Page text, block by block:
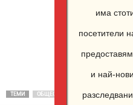
ТЕМИ ОБЩЕСТВО
има
посетители
и най-